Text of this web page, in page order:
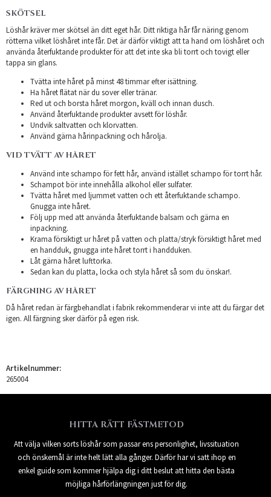
SKÖTSEL
Löshår kräver mer skötsel än ditt eget hår. Ditt riktiga hår får näring genom
rötterna vilket löshåret inte får. Det är därför viktigt att ta hand om löshåret och
använda återfuktande produkter för att det inte ska bli torrt och tovigt eller
tappa sin glans.
Tvätta inte håret på minst 48 timmar efter isättning.
Ha håret flätat när du sover eller tränar.
Red ut och borsta håret morgon, kväll och innan dusch.
Använd återfuktande produkter avsett för löshår.
Undvik saltvatten och klorvatten.
Använd gärna hårinpackning och hårolja.
VID TVÄTT AV HÅRET
Använd inte schampo för fett hår, använd istället schampo för torrt hår.
Schampot bör inte innehålla alkohol eller sulfater.
Tvätta håret med ljummet vatten och ett återfuktande schampo.
Gnugga inte håret.
Följ upp med att använda återfuktande balsam och gärna en
inpackning.
Krama försiktigt ur håret på vatten och platta/stryk försiktigt håret med
en handduk, gnugga inte håret torrt i handduken.
Låt gärna håret lufttorka.
Sedan kan du platta, locka och styla håret så som du önskar!.
FÄRGNING AV HÅRET
Då håret redan är färgbehandlat i fabrik rekommenderar vi inte att du färgar det
igen. All färgning sker därför på egen risk.
Artikelnummer:
265004
HITTA RÄTT FÄSTMETOD
Att välja vilken sorts löshår som passar ens personlighet, livssituation
och önskemål är inte helt lätt alla gånger. Därför har vi satt ihop en
enkel guide som kommer hjälpa dig i ditt beslut att hitta den bästa
möjliga hårförlängningen just för dig.